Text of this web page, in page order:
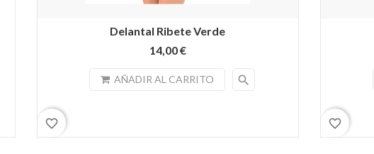
Delantal Ribete Verde
14,00 €
AÑADIR AL CARRITO search
favorite_border favorite_border